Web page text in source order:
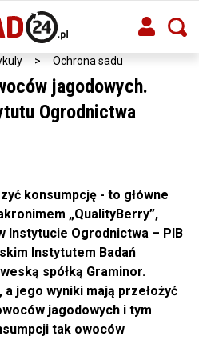
> Ochrona sadu
jagodowych.
Ogrodnictwa
konsumpcję - to główne
„QualityBerry”,
Ogrodnictwa – PIB
Instytutem Badań
spółką Graminor.
jego wyniki mają przełożyć
jagodowych i tym
tak owoców